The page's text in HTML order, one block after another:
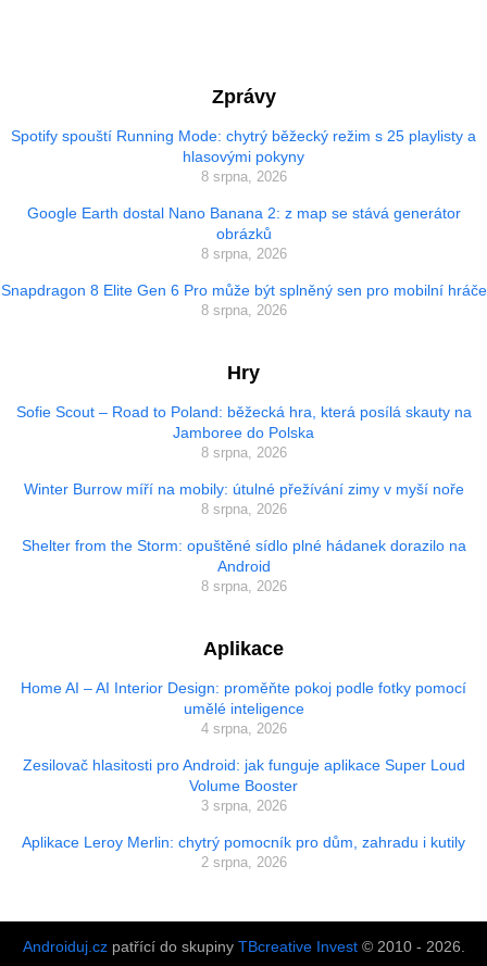
Zprávy
Spotify spouští Running Mode: chytrý běžecký režim s 25 playlisty a
hlasovými pokyny
8 srpna, 2026
Google Earth dostal Nano Banana 2: z map se stává generátor
obrázků
8 srpna, 2026
Snapdragon 8 Elite Gen 6 Pro může být splněný sen pro mobilní hráče
8 srpna, 2026
Hry
Sofie Scout – Road to Poland: běžecká hra, která posílá skauty na
Jamboree do Polska
8 srpna, 2026
Winter Burrow míří na mobily: útulné přežívání zimy v myší noře
8 srpna, 2026
Shelter from the Storm: opuštěné sídlo plné hádanek dorazilo na
Android
8 srpna, 2026
Aplikace
Home AI – AI Interior Design: proměňte pokoj podle fotky pomocí
umělé inteligence
4 srpna, 2026
Zesilovač hlasitosti pro Android: jak funguje aplikace Super Loud
Volume Booster
3 srpna, 2026
Aplikace Leroy Merlin: chytrý pomocník pro dům, zahradu i kutily
2 srpna, 2026
Androiduj.czpatřící do skupiny TBcreative Invest© 2010 - 2026.